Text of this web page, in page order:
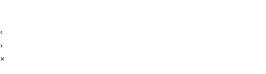
‹
›
×